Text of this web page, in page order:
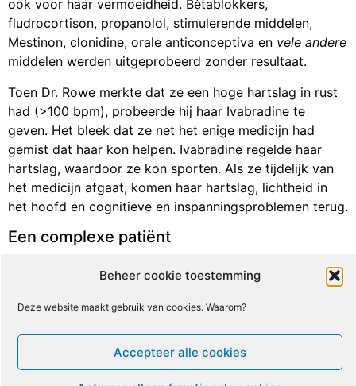
Beheer cookie toestemming
Deze website maakt gebruik van cookies. Waarom?
Accepteer alle cookies
ook voor haar vermoeidheid. Bètablokkers,
fludrocortison, propanolol, stimulerende middelen,
Mestinon, clonidine, orale anticonceptiva en vele andere
middelen werden uitgeprobeerd zonder resultaat.
Toen Dr. Rowe merkte dat ze een hoge hartslag in rust
had (>100 bpm), probeerde hij haar Ivabradine te
geven. Het bleek dat ze net het enige medicijn had
gemist dat haar kon helpen. Ivabradine regelde haar
hartslag, waardoor ze kon sporten. Als ze tijdelijk van
het medicijn afgaat, komen haar hartslag, lichtheid in
het hoofd en cognitieve en inspanningsproblemen terug.
Een complexe patiënt
Een 16-jarige jongeman met een voorgeschiedenis van
infectieuze periodes en kolieken als kind, had last van
vermoeidheid, lichtheid in het hoofd, migraine, hoofdpijn
wakker worden tijdens de slaap, lichte depressie en
zweren in de mond. Er was OI bij hem vastgesteld, maar
fludrocortison hielp niet. Zijn hoge Beighton-score (7/9),